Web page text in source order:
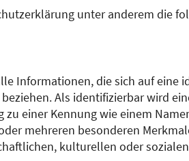
unter anderem die
Informationen, die sich auf
Als identifizierbar wird
einer Kennung wie einem
mehreren besonderen
kulturellen oder